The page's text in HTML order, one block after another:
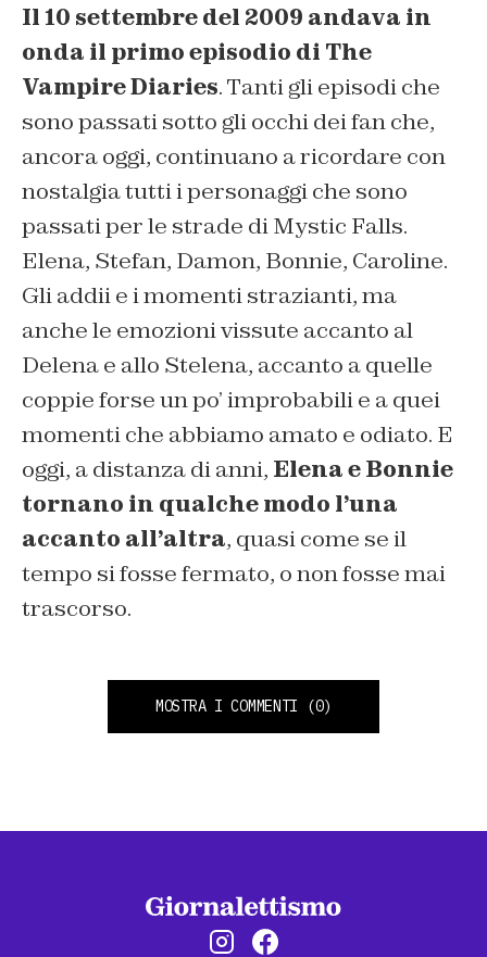
Il 10 settembre del 2009 andava in
onda il primo episodio di The
Vampire Diaries. Tanti gli episodi che
sono passati sotto gli occhi dei fan che,
ancora oggi, continuano a ricordare con
nostalgia tutti i personaggi che sono
passati per le strade di Mystic Falls.
Elena, Stefan, Damon, Bonnie, Caroline.
Gli addii e i momenti strazianti, ma
anche le emozioni vissute accanto al
Delena e allo Stelena, accanto a quelle
coppie forse un po’ improbabili e a quei
momenti che abbiamo amato e odiato. E
oggi, a distanza di anni, Elena e Bonnie
tornano in qualche modo l’una
accanto all’altra, quasi come se il
tempo si fosse fermato, o non fosse mai
trascorso.
MOSTRA I COMMENTI (0)